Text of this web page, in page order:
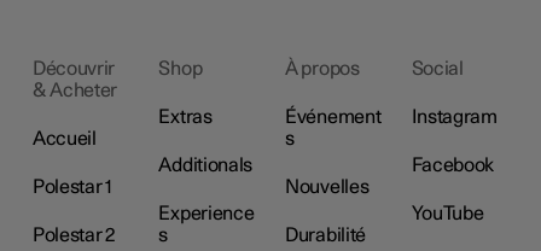
Découvrir
& Acheter
Accueil
Polestar 1
Polestar 2
Shop
Extras
Additionals
Experience
s
À propos
Événement
s
Nouvelles
Durabilité
Social
Instagram
Facebook
YouTube